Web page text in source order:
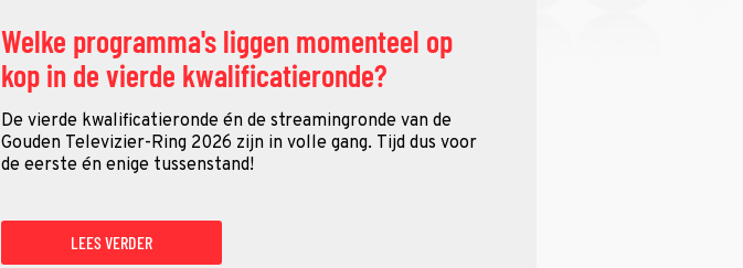
Welke programma's liggen momenteel op
kop in de vierde kwalificatieronde?
De vierde kwalificatieronde én de streamingronde van de
Gouden Televizier-Ring 2026 zijn in volle gang. Tijd dus voor
de eerste én enige tussenstand!
LEES VERDER